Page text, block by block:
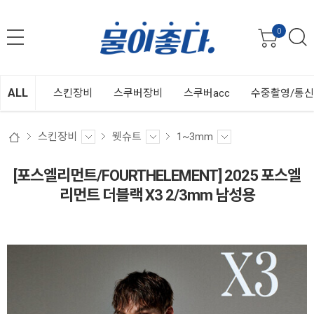
0
ALL 스킨장비 스쿠버장비 스쿠버acc 수중촬영/통
스킨장비 웻슈트 1~3mm
[포스엘리먼트/FOURTHELEMENT] 2025 포스엘
리먼트 더블랙 X3 2/3mm 남성용